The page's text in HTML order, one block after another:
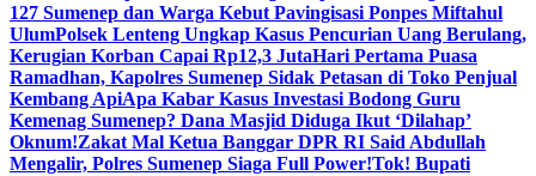
127 Sumenep dan Warga Kebut Pavingisasi Ponpes Miftahul
UlumPolsek Lenteng Ungkap Kasus Pencurian Uang Berulang,
Kerugian Korban Capai Rp12,3 JutaHari Pertama Puasa
Ramadhan, Kapolres Sumenep Sidak Petasan di Toko Penjual
Kembang ApiApa Kabar Kasus Investasi Bodong Guru
Kemenag Sumenep? Dana Masjid Diduga Ikut ‘Dilahap’
Oknum!Zakat Mal Ketua Banggar DPR RI Said Abdullah
Mengalir, Polres Sumenep Siaga Full Power!Tok! Bupati